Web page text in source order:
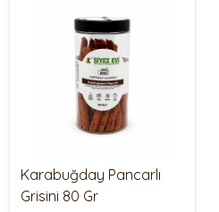
Karabuğday Pancarlı
Grisini 80 Gr